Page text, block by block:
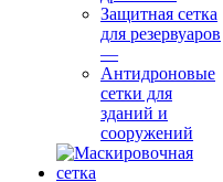
Защитная сетка
для резервуаров
—
Антидроновые
сетки для
зданий и
сооружений